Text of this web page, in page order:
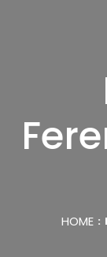
HOME